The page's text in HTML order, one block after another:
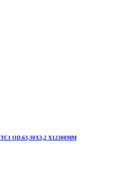
OD.63,30X3,2 X12300MM